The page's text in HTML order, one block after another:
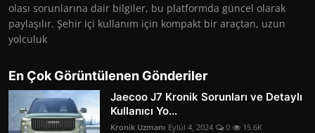
olası sorunlarına dair bilgiler, bu platformda güncel olarak
paylaşılır. Şehir içi kullanım için kompakt bir araçtan, uzun
yolculuk
En Çok Görüntülenen Gönderiler
Jaecoo J7 Kronik Sorunları ve Detaylı
Kullanıcı Yo...
Kronik Uzmanı Eylül 4, 2024 0 15.6K